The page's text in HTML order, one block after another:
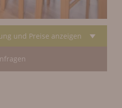
und Preise anzeigen